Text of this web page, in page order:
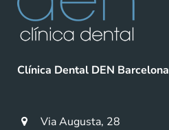
Clínica Dental DEN Barcelona
Via Augusta, 28